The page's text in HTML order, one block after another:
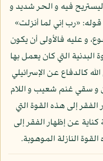
فيه و الحر شديد و
«رب إني لما أنزلت»
و عليه فالأولى أن يكون
البدنية التي كان يعمل بها
كالدفاع عن الإسرائيلي
سقي غنم شعيب و اللام
إلى هذه القوة التي
كناية عن إظهار الفقر إلى
النازلة الموهوبة.